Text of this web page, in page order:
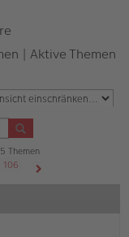
| Aktive Themen
Themen
106